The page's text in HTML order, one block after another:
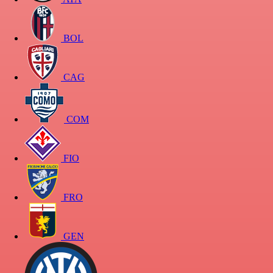
BOL
CAG
COM
FIO
FRO
GEN